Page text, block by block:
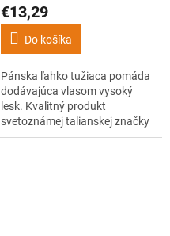
€13,29
Do košíka
Pánska ľahko tužiaca pomáda
dodávajúca vlasom vysoký
lesk. Kvalitný produkt
svetoznámej talianskej značky
ELGON.